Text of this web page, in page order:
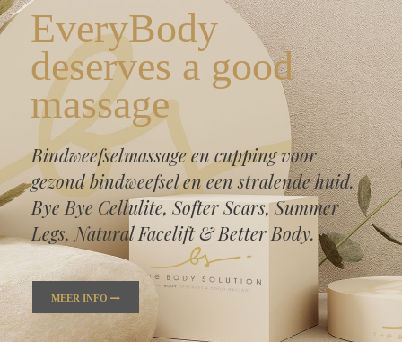
EveryBody
deserves a good
massage
Bindweefselmassage en cupping voor
gezond bindweefsel en een stralende huid.
Bye Bye Cellulite, Softer Scars, Summer
Legs, Natural Facelift & Better Body.
MEER INFO